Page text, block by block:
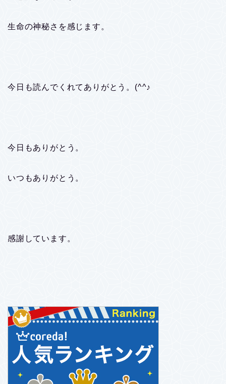
生命の神秘さを感じます。
今日も読んでくれてありがとう。(^^♪
今日もありがとう。
いつもありがとう。
感謝しています。